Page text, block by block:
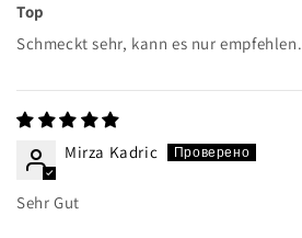
Top
Schmeckt sehr, kann es nur empfehlen.
Mirza Kadric
Sehr Gut